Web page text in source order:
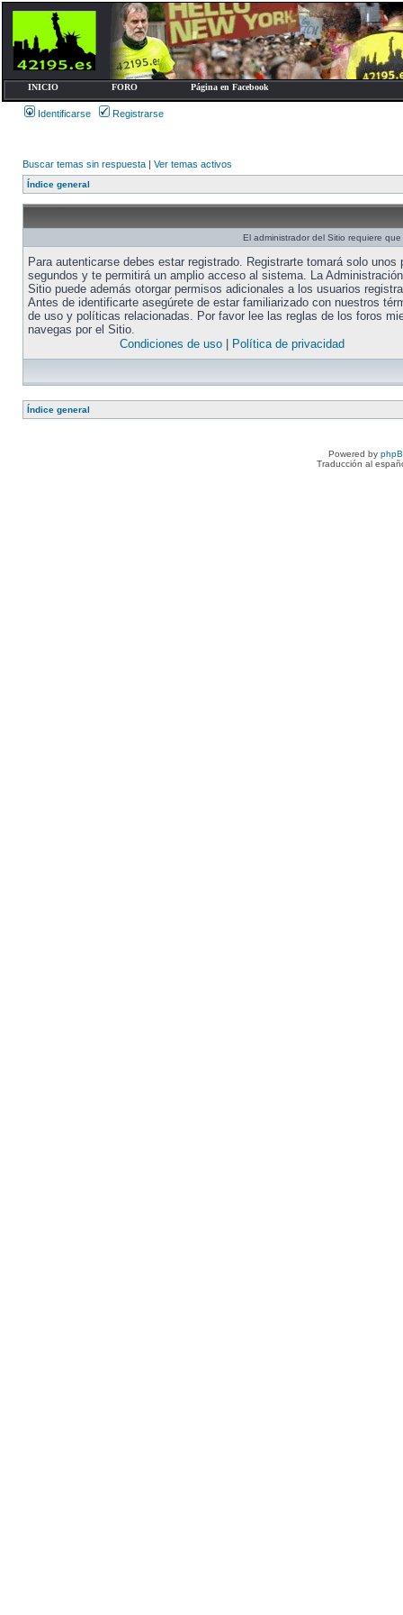
INICIO FORO Página en Facebook
Identificarse Registrarse
Buscar temas sin respuesta | Ver temas activos
Índice general
El administrador del Sitio requiere
Para autenticarse debes estar registrado. Registrarte tomará solo unos
segundos y te permitirá un amplio acceso al sistema. La
Sitio puede además otorgar permisos adicionales a los usuarios
Antes de identificarte asegúrete de estar familiarizado con nuestros
de uso y políticas relacionadas. Por favor lee las reglas de los foros
navegas por el Sitio.
Condiciones de uso| Política de privacidad
Índice general
Powered by
Traducción al